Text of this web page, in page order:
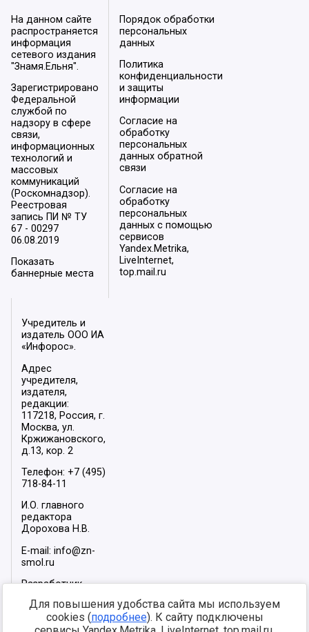
На данном сайте
распространяется
информация
сетевого издания
"Знамя.Ельня".
Зарегистрировано
Федеральной
службой по
надзору в сфере
связи,
информационных
технологий и
массовых
коммуникаций
(Роскомнадзор).
Реестровая
запись ПИ № ТУ
67 - 00297
06.08.2019
Показать
баннерные места
Порядок обработки
персональных
данных
Политика
конфиденциальности
и защиты
информации
Согласие на
обработку
персональных
данных обратной
связи
Согласие на
обработку
персональных
данных с помощью
сервисов
Yandex.Metrika,
LiveInternet,
top.mail.ru
Учредитель и
издатель ООО ИА
«Инфорос».
Адрес
учредителя,
издателя,
редакции:
117218, Россия, г.
Москва, ул.
Кржижановского,
д.13, кор. 2
Телефон: +7 (495)
718-84-11
И.О. главного
редактора
Дорохова Н.В.
E-mail: info@zn-
smol.ru
Разработчик
2026
Мы в социальных
Для повышения удобства сайта мы используем
cookies (подробнее). К сайту подключены